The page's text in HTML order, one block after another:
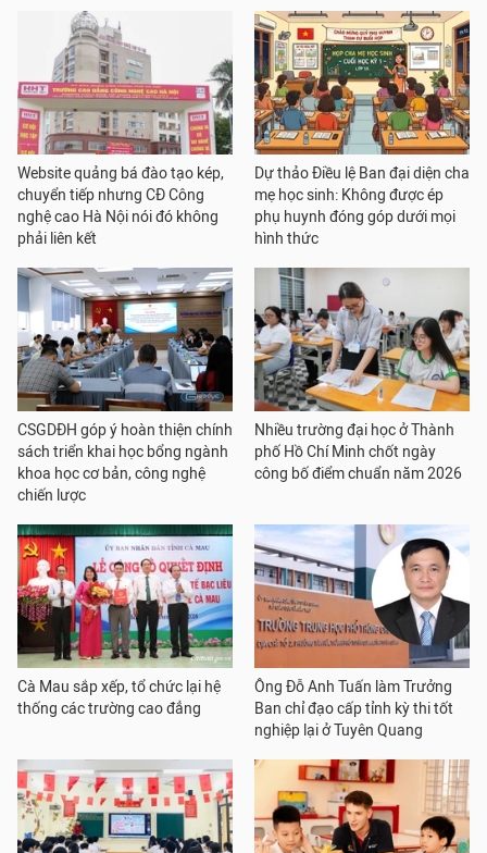
Website quảng bá đào tạo kép,
chuyển tiếp nhưng CĐ Công
nghệ cao Hà Nội nói đó không
phải liên kết
Dự thảo Điều lệ Ban đại diện cha
mẹ học sinh: Không được ép
phụ huynh đóng góp dưới mọi
hình thức
CSGDĐH góp ý hoàn thiện chính
sách triển khai học bổng ngành
khoa học cơ bản, công nghệ
chiến lược
Nhiều trường đại học ở Thành
phố Hồ Chí Minh chốt ngày
công bố điểm chuẩn năm 2026
Cà Mau sắp xếp, tổ chức lại hệ
thống các trường cao đẳng
Ông Đỗ Anh Tuấn làm Trưởng
Ban chỉ đạo cấp tỉnh kỳ thi tốt
nghiệp lại ở Tuyên Quang